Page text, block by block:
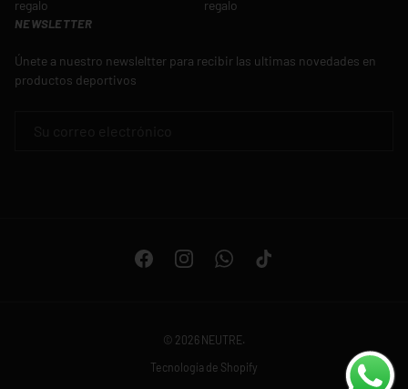
regalo
regalo
NEWSLETTER
Únete a nuestro newsleltter para recibir las ultimas novedades en
productos deportivos
FacebookInstagramWhatsAppTikTok
© 2026 NEUTRE.
Tecnología de Shopify